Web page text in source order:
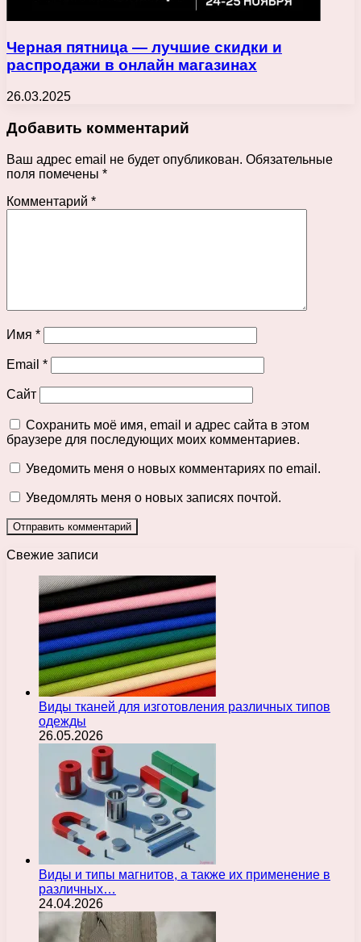
Черная пятница — лучшие скидки и
распродажи в онлайн магазинах
26.03.2025
Добавить комментарий
Ваш адрес email не будет опубликован. Обязательные
поля помечены *
Комментарий *
Имя *
Email *
Сайт
Сохранить моё имя, email и адрес сайта в этом
браузере для последующих моих комментариев.
Уведомить меня о новых комментариях по email.
Уведомлять меня о новых записях почтой.
Свежие записи
Виды тканей для изготовления различных типов
одежды
26.05.2026
Виды и типы магнитов, а также их применение в
различных…
24.04.2026